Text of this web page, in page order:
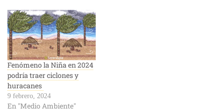
Fenómeno la Niña en 2024
podría traer ciclones y
huracanes
9 febrero, 2024
En "Medio Ambiente"